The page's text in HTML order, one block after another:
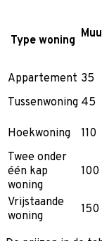
Type woning
Appartement 35
Tussenwoning 45
Hoekwoning 110
Twee onder
één kap
woning
100
Vrijstaande
woning
150